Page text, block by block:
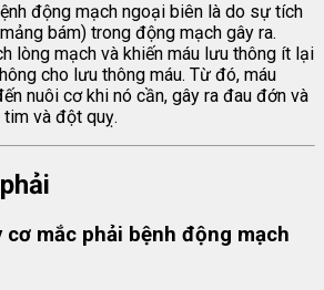
động mạch ngoại biên là do sự tích
bám) trong động mạch gây ra.
lòng mạch và khiến máu lưu thông ít lại
cho lưu thông máu. Từ đó, máu
nuôi cơ khi nó cần, gây ra đau đớn và
và đột quỵ.
cơ mắc phải bệnh động mạch